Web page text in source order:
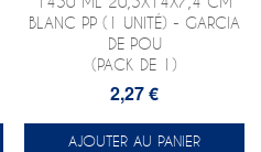
BLANC PP (1 UNITÉ) - GARCIA
DE POU
(PACK DE 1)
2,27 €
AJOUTER AU PANIER